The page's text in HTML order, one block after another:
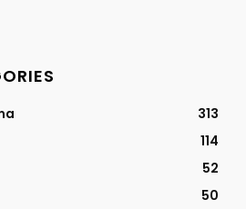
313
114
52
50